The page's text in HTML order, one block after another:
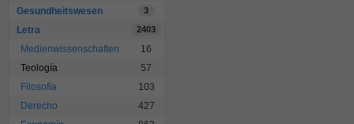
Gesundheitswesen 3
Letra 2403
Medienwissenschaften
16
Teología
57
Filosofía
103
Derecho
427